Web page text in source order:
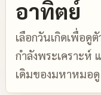
อาทิตย์
เลือกวันเกิดเพื่อดู
กำลังพระเคราะ
เดิมของมหาหมอดู